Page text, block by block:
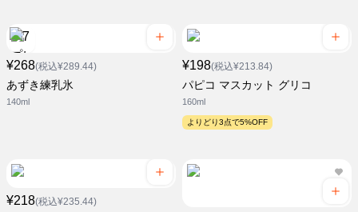
¥268(税込¥289.44)
あずき練乳氷
140ml
¥198(税込¥213.84)
パピコ マスカット グリコ
160ml
よりどり3点で5%OFF
¥218(税込¥235.44)